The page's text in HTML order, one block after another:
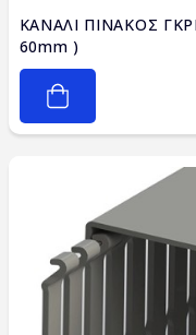
ΚΑΝΑΛΙ ΠΙΝΑΚΟΣ
60mm )